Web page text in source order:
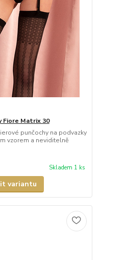
Fiore Matrix 30
punčochy na podvazky
vzorem a neviditelně
Skladem 1 ks
variantu